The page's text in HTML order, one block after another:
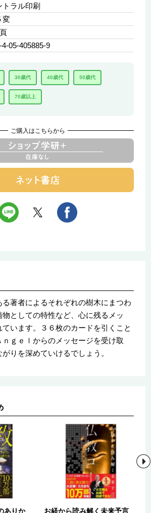
トラル印刷
変
4-05-405885-9
30歳代 40歳代 50歳代
70歳以上
ご購入はこちらから
著者によるそれぞれの樹木にまつわ
物としての特性など、心に残るメッ
います。３６枚のカードを引くこと
ｇｅｌからのメッセージを受け取
りを深めていけるでしょう。
ありか お経から読み解く未来予言